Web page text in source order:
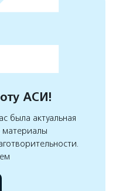
АСИ!
была актуальная